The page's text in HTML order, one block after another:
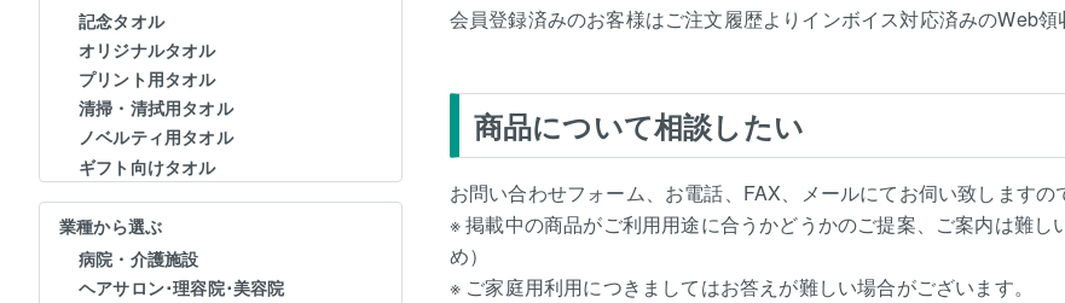
記念タオル
オリジナルタオル
プリント用タオル
清掃・清拭用タオル
ノベルティ用タオル
ギフト向けタオル
業種から選ぶ
病院・介護施設
ヘアサロン･理容院･美容院
会員登録済みのお客様はご注文履歴よりインボイス対応済みのWeb領
商品について相談したい
お問い合わせフォーム、お電話、FAX、メールにてお伺い致しますの
※ 掲載中の商品がご利用用途に合うかどうかのご提案、ご案内は難
め）
※ ご家庭用利用につきましてはお答えが難しい場合がございます。